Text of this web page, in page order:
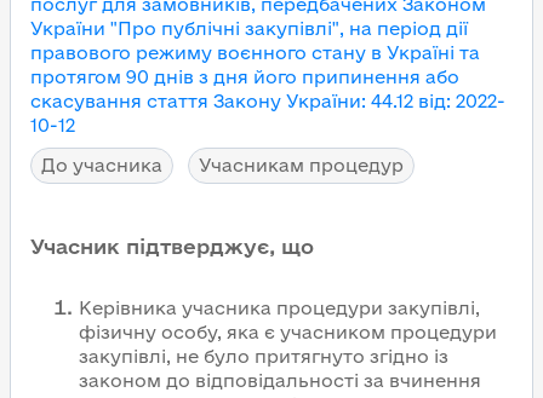
послуг для замовників, передбачених Законом
України "Про публічні закупівлі", на період дії
правового режиму воєнного стану в Україні та
протягом 90 днів з дня його припинення або
скасування стаття Закону України: 44.12 від: 2022-
10-12
До учасника
Учасникам процедур
Учасник підтверджує, що
Керівника учасника процедури закупівлі,
фізичну особу, яка є учасником процедури
закупівлі, не було притягнуто згідно із
законом до відповідальності за вчинення